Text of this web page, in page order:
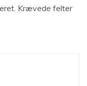
Krævede felter